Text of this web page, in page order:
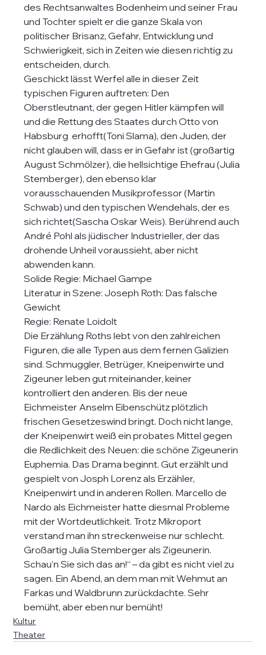
des Rechtsanwaltes Bodenheim und seiner Frau
und Tochter spielt er die ganze Skala von
politischer Brisanz, Gefahr, Entwicklung und
Schwierigkeit, sich in Zeiten wie diesen richtig zu
entscheiden, durch.
Geschickt lässt Werfel alle in dieser Zeit
typischen Figuren auftreten: Den
Oberstleutnant, der gegen Hitler kämpfen will
und die Rettung des Staates durch Otto von
Habsburg  erhofft(Toni Slama), den Juden, der
nicht glauben will, dass er in Gefahr ist (großartig
August Schmölzer), die hellsichtige Ehefrau (Julia
Stemberger), den ebenso klar
vorausschauenden Musikprofessor (Martin
Schwab) und den typischen Wendehals, der es
sich richtet(Sascha Oskar Weis). Berührend auch
André Pohl als jüdischer Industrieller, der das
drohende Unheil voraussieht, aber nicht
abwenden kann.
Solide Regie: Michael Gampe
Literatur in Szene: Joseph Roth: Das falsche
Gewicht
Regie: Renate Loidolt
Die Erzählung Roths lebt von den zahlreichen
Figuren, die alle Typen aus dem fernen Galizien
sind. Schmuggler, Betrüger, Kneipenwirte und
Zigeuner leben gut miteinander, keiner
kontrolliert den anderen. Bis der neue
Eichmeister Anselm Eibenschütz plötzlich
frischen Gesetzeswind bringt. Doch nicht lange,
der Kneipenwirt weiß ein probates Mittel gegen
die Redlichkeit des Neuen: die schöne Zigeunerin
Euphemia. Das Drama beginnt. Gut erzählt und
gespielt von Josph Lorenz als Erzähler,
Kneipenwirt und in anderen Rollen. Marcello de
Nardo als Eichmeister hatte diesmal Probleme
mit der Wortdeutlichkeit. Trotz Mikroport
verstand man ihn streckenweise nur schlecht.
Großartig Julia Stemberger als Zigeunerin.
Schau’n Sie sich das an!“ – da gibt es nicht viel zu
sagen. Ein Abend, an dem man mit Wehmut an
Farkas und Waldbrunn zurückdachte. Sehr
bemüht, aber eben nur bemüht!
Kultur
Theater